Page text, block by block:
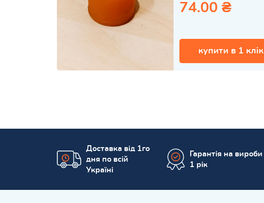
74.00 ₴
купити в 1 клік
Доставка від 1го
дня по всій
Україні
Гарантія на вироби
1 рік